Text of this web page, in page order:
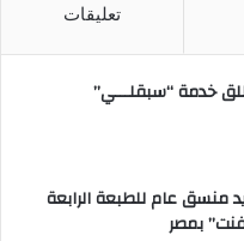
تعليقات
يطلق خدمة “سبقلـــي”
منسق عام للطبعة الرابعة
بمصر